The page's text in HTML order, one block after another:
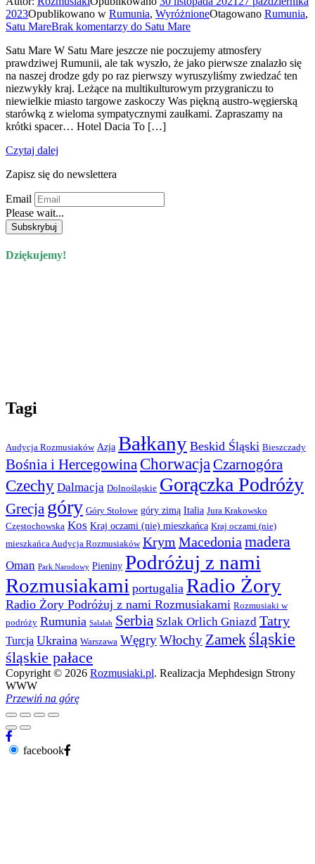
2023Opublikowano w Rumunia, WyróżnioneOtagowano Rumunia,
Satu MareBrak komentarzy do Satu Mare
Satu Mare W Satu Mare jeszcze nie poczujemy atmosfery
prawdziwej Rumunii, ale tak wyszło, że jako pierwsze znalazło się
na naszej drodze gdy po raz pierwszy wyruszyliśmy zwiedzać ten
niezwykły kraj. Leżące na multikulturowym przygraniczu to
niewielkie miasto targowe zaskoczy Was piękną austro-węgierską
starówką z wieloma sympatycznymi zaułkami. Zapraszamy na
krótki spacer… Hotel Dacia To […]
Czytaj dalej
Zapisz się do newslettera
Email
Please wait...
Dziękujemy!
Tagi
Audycja Rozmusiaków Azja Bałkany Beskid Śląski Bieszczady
Bośnia i Hercegowina ChorwacjaCzarnogóra
Czechy Dalmacja Dolnośląskie Gorączka Podróży
Grecja góry Góry Stołowe góry zimą Italia Jura Krakowsko
Częstochowska Kos Kraj oczami (nie) mieszkańca Kraj oczami (nie)
mieszkańca Audycja Rozmusiaków Krym Macedonia madera
Oman Park Narodowy Pieniny Podróżuj z nami
Rozmusiakami portugalia Radio Żory
Radio Żory Podróżuj z nami Rozmusiakami Rozmusiaki w
podróży Rumunia Salalah Serbia Szlak Orlich Gniazd Tatry
Turcja Ukraina Warszawa WęgryWłochy Zamek śląskie
śląskie pałace
Copyright © 2026 Rozmusiaki.pl. Realizacja Mephdesign Strony
WWW
Przewiń na górę
facebook